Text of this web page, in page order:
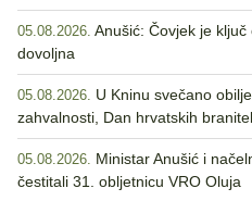
05.08.2026. Anušić: Čovjek je
dovoljna
05.08.2026. U Kninu svečano
zahvalnosti, Dan hrvatskih
05.08.2026. Ministar Anušić i
čestitali 31. obljetnicu VRO Oluja